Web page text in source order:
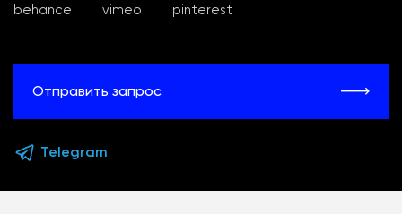
behance
vimeo pinterest
Отправить запрос
Telegram